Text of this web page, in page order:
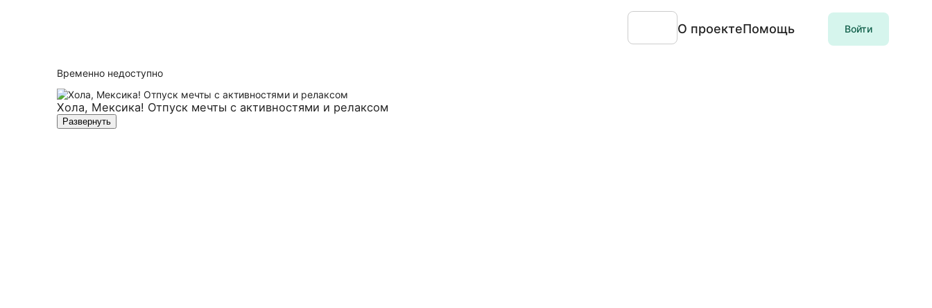
О проектеПомощь Войти
Временно недоступно
Хола, Мексика! Отпуск мечты с активностями и релаксом
Развернуть